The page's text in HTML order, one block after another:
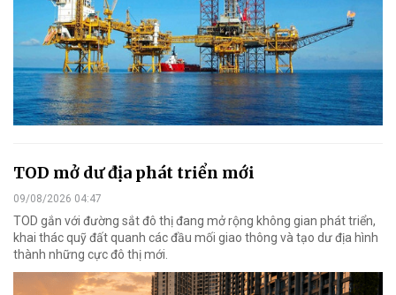
TOD mở dư địa phát triển mới
09/08/2026 04:47
TOD gắn với đường sắt đô thị đang mở rộng không gian phát triển,
khai thác quỹ đất quanh các đầu mối giao thông và tạo dư địa hình
thành những cực đô thị mới.